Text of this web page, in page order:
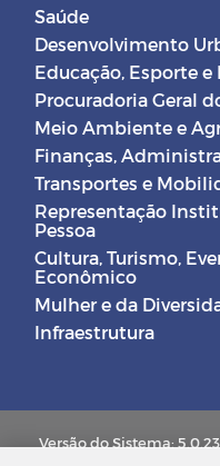
Saúde
Desenvolvimento
Educação, Esporte e
Procuradoria Geral
Meio Ambiente e
Finanças,
Transportes e
Representação
Pessoa
Cultura, Turismo,
Econômico
Mulher e da
Infraestrutura
Versão do Sistema: